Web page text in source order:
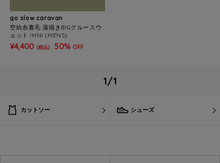
go slow caravan
空紡糸裏毛 落描きBIGクルースウ
ェット IHNI (MENS)
¥4,400 (税込) 50% OFF
1/1
カットソー シューズ